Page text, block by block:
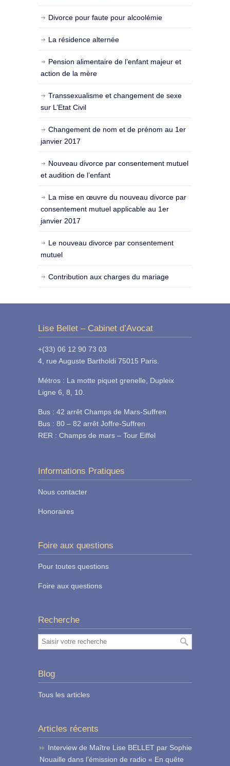
Divorce pour faute pour alcoolémie
La résidence alternée
Pension alimentaire de l’enfant majeur et
action de la mère
Transsexualisme et changement de sexe
sur L’Etat Civil
Changement de nom et de prénom au 1er
janvier 2017
Nouveau divorce par consentement mutuel
et audition de l’enfant
La mise en œuvre du nouveau divorce par
consentement mutuel applicable au 1er
janvier 2017
Le nouveau divorce par consentement
mutuel
Contribution aux charges du mariage
Lise Bellet – Cabinet d’Avocat
+(33) 06 12 90 73 03
4, rue Auguste Bartholdi 75015 Paris.
Métros : La motte piquet grenelle, Dupleix
Ligne 6, 8, 10.
Bus : 42 arrêt Champs de Mars-Suffren
Bus : 80 – 82 arrêt Joffre-Suffren
RER : Champs de mars – Tour Eiffel
Informations Pratiques
Nous contacter
Honoraires
Foire aux questions
Pour toutes questions
Foire aux questions
Recherche
Blog
Tous les articles
Articles récents
Interview de Maître Lise BELLET par Sophie
Nouaille dans l’émission de radio « En quête